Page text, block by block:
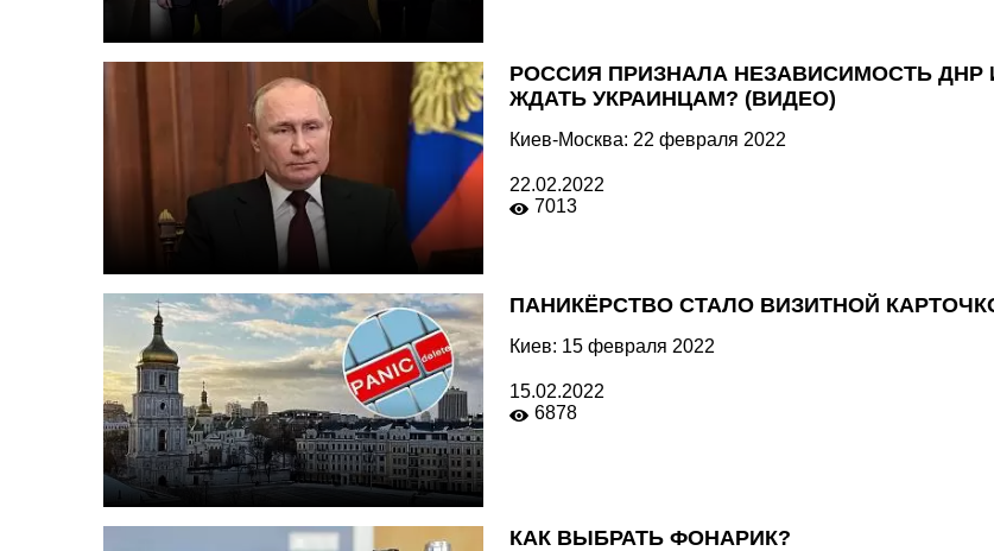
РОССИЯ ПРИЗНАЛА НЕЗАВИСИМОСТЬ ДНР
ЖДАТЬ УКРАИНЦАМ? (ВИДЕО)
Киев-Москва: 22 февраля 2022
22.02.2022
7013
ПАНИКЁРСТВО СТАЛО ВИЗИТНОЙ
Киев: 15 февраля 2022
15.02.2022
6878
КАК ВЫБРАТЬ ФОНАРИК?